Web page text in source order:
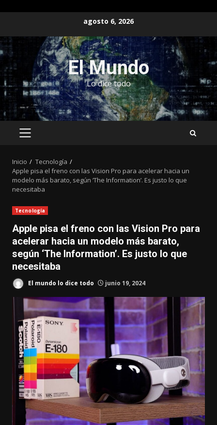
contenido
agosto 6, 2026
El Mundo
Lo dice todo
MENÚ
Inicio
Tecnología
Apple pisa el freno con las Vision Pro para acelerar hacia un
modelo más barato, según ‘The Information’. Es justo lo que
necesitaba
Tecnología
Apple pisa el freno con las Vision Pro para
acelerar hacia un modelo más barato,
según ‘The Information’. Es justo lo que
necesitaba
El mundo lo dice todo junio 19, 2024